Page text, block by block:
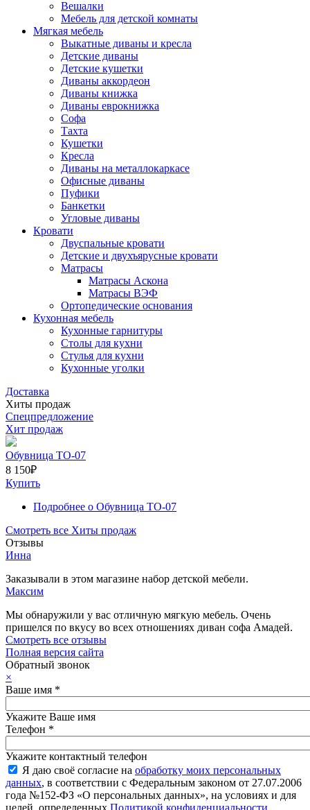
Вешалки
Мебель для детской комнаты
Мягкая мебель
Выкатные диваны и кресла
Детские диваны
Детские кушетки
Диваны аккордеон
Диваны книжка
Диваны еврокнижка
Софа
Тахта
Кушетки
Кресла
Диваны на металлокаркасе
Офисные диваны
Пуфики
Банкетки
Угловые диваны
Кровати
Двуспальные кровати
Детские и двухъярусные кровати
Матрасы
Матрасы Аскона
Матрасы ВЭФ
Ортопедические основания
Кухонная мебель
Кухонные гарнитуры
Столы для кухни
Стулья для кухни
Кухонные уголки
Доставка
Хиты продаж
Спецпредложение
Хит продаж
Обувница ТО-07
8 150₽
Купить
Подробнее о Обувница ТО-07
Смотреть все Хиты продаж
Отзывы
Инна
Заказывали в этом магазине набор детской мебели.
Максим
Мы обнаружили у вас отличную мягкую мебель. Очень
пришелся по вкусу во всех отношениях диван софа Амадей.
Смотреть все отзывы
Полная версия сайта
Обратный звонок
×
Ваше имя *
Укажите Ваше имя
Телефон *
Укажите контактный телефон
Я даю своё согласие на обработку моих персональных
данных, в соответствии с Федеральным законом от 27.07.2006
года №152-ФЗ «О персональных данных», на условиях и для
целей, определенных Политикой конфиденциальности